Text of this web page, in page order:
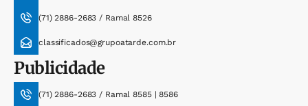
(71) 2886-2683 / Ramal 8526
classificados@grupoatarde.com.br
Publicidade
(71) 2886-2683 / Ramal 8585 | 8586